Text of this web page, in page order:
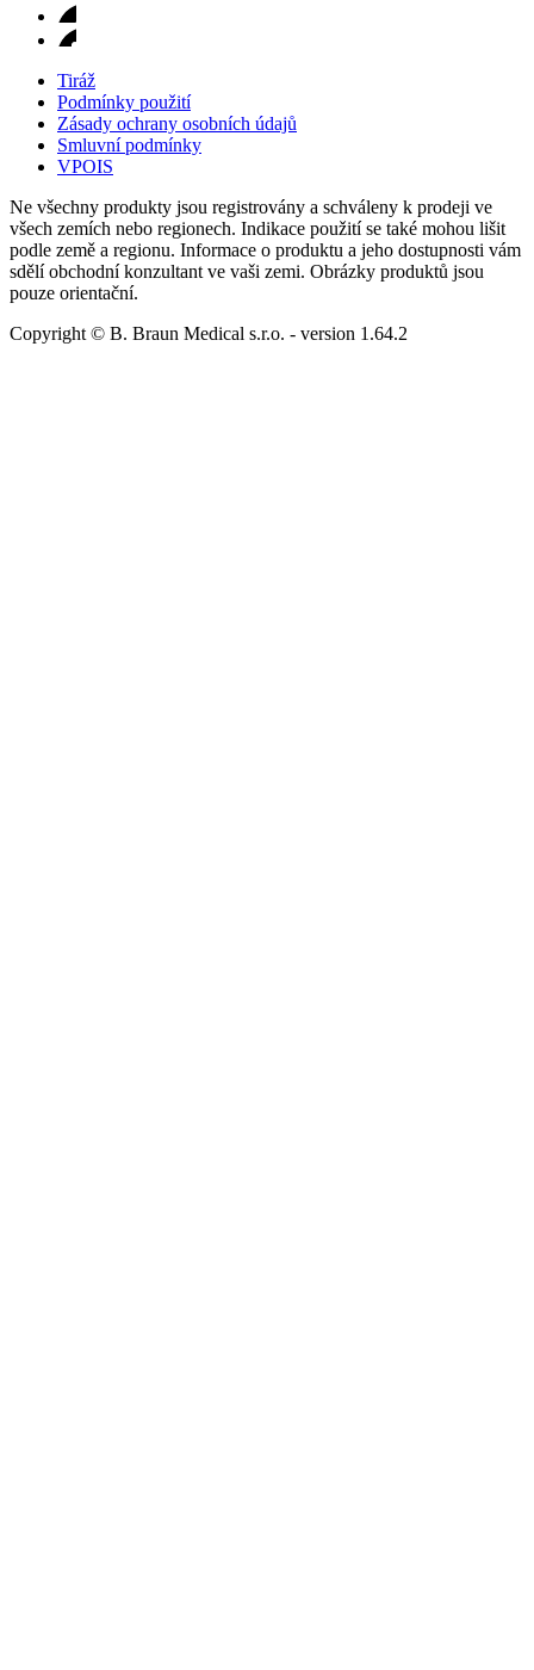
Tiráž
Podmínky použití
Zásady ochrany osobních údajů
Smluvní podmínky
VPOIS
Ne všechny produkty jsou registrovány a schváleny k prodeji ve
všech zemích nebo regionech. Indikace použití se také mohou lišit
podle země a regionu. Informace o produktu a jeho dostupnosti vám
sdělí obchodní konzultant ve vaši zemi. Obrázky produktů jsou
pouze orientační.
Copyright © B. Braun Medical s.r.o. - version 1.64.2